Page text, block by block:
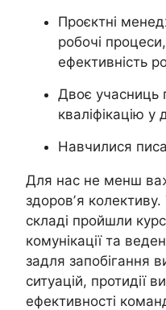
Проєктні
робочі
ефективність
Двоє учасниць
кваліфікацію
Навчилися
Для нас не менш
здоровʼя
складі пройшли
комунікації та
задля запобігання
ситуацій, протидії
ефективності